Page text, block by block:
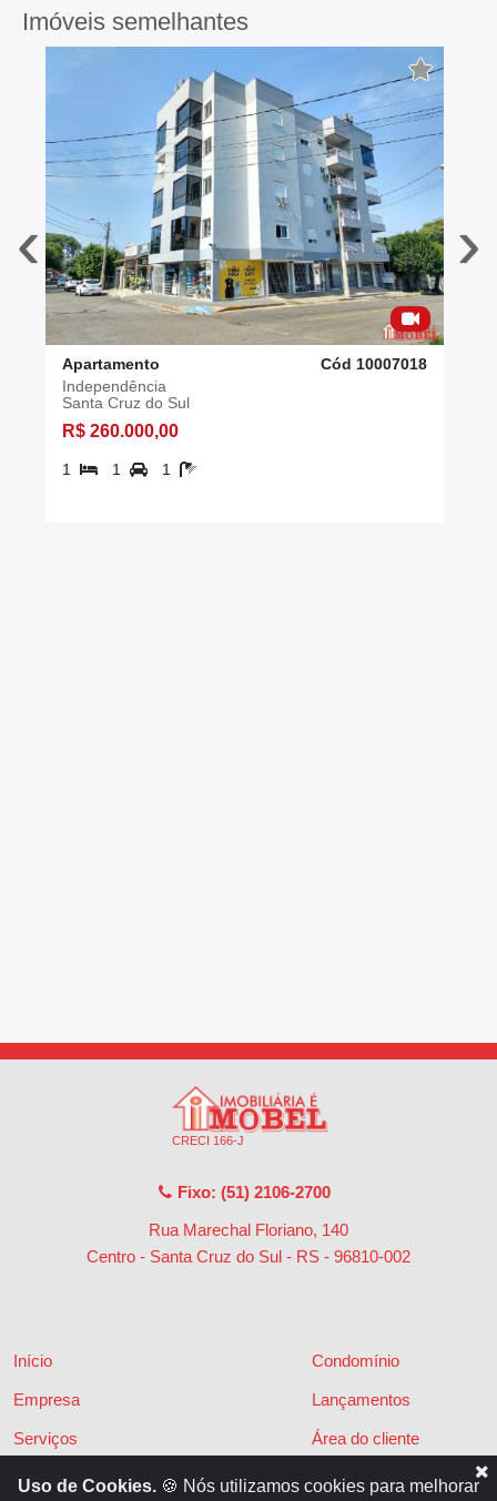
Imóveis semelhantes
‹
Apartamento
Cód 10007018
Independência
Santa Cruz do Sul
R$ 260.000,00
1 1 1
›
CRECI 166-J
Fixo: (51) 2106-2700
Rua Marechal Floriano, 140
Centro - Santa Cruz do Sul - RS - 96810-002
Início
Empresa
Serviços
Financiamentos
Condomínio
Lançamentos
Área do cliente
Políticas de privacidade
Uso de Cookies. 🍪 Nós utilizamos cookies para melhorar